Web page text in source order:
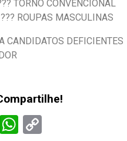
??? TORNO
??? ROUPAS
CANDIDATOS DEFICIENTES
TwitterWhatsApp